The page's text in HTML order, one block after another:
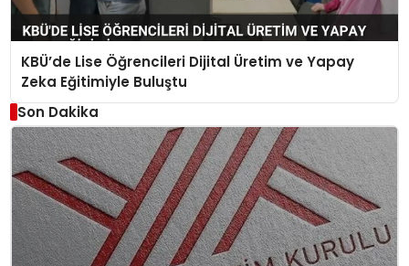
KBÜ’de Lise Öğrencileri Dijital Üretim ve Yapay
Zeka Eğitimiyle Buluştu
Son Dakika